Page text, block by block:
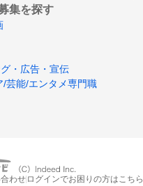
集を探す
・広告・宣伝
/芸能/エンタメ専門職
わせ ログインでお困りの方はこちら